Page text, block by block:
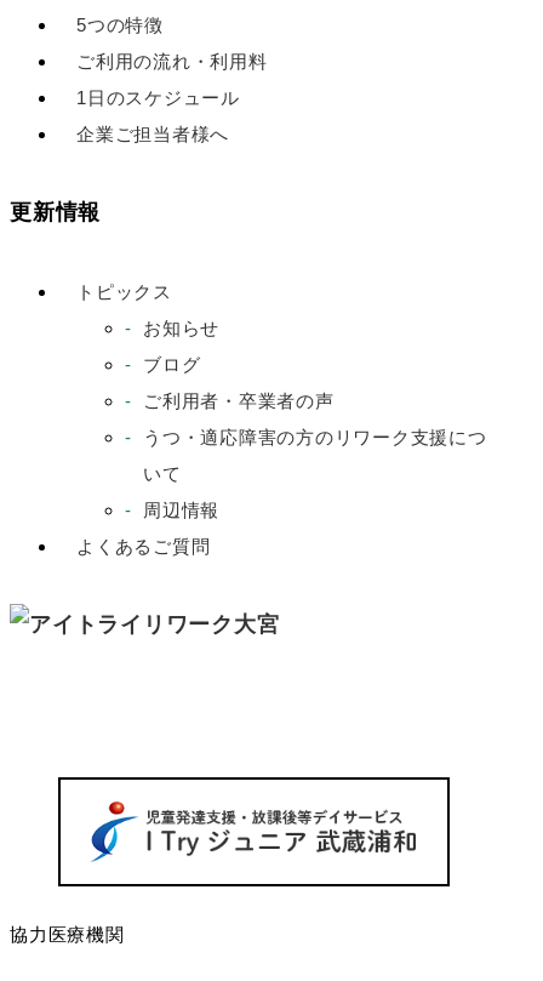
5つの特徴
ご利用の流れ・利用料
1日のスケジュール
企業ご担当者様へ
更新情報
トピックス
お知らせ
ブログ
ご利用者・卒業者の声
うつ・適応障害の方のリワーク支援につ
いて
周辺情報
よくあるご質問
協力医療機関